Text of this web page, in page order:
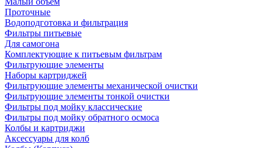
Проточные
Водоподготовка и фильтрация
Фильтры питьевые
Для самогона
Комплектующие к питьевым фильтрам
Фильтрующие элементы
Наборы картриджей
Фильтрующие элементы механической очистки
Фильтрующие элементы тонкой очистки
Фильтры под мойку классические
Фильтры под мойку обратного осмоса
Колбы и картриджи
Аксессуары для колб